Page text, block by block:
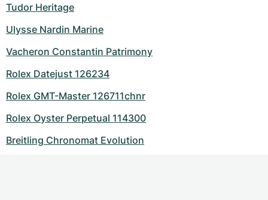
Tudor Heritage
Ulysse Nardin Marine
Vacheron Constantin Patrimony
Rolex Datejust 126234
Rolex GMT-Master 126711chnr
Rolex Oyster Perpetual 114300
Breitling Chronomat Evolution